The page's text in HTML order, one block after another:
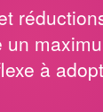
un
à